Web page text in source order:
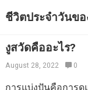
ชีวิตประจำวันขอ
งูสวัดคืออะไร?
August 28, 2022 0
การแบ่งปันคือการดู